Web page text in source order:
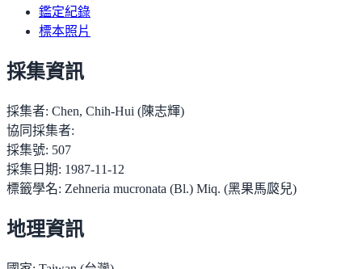
鑑定紀錄
標本照片
採集資訊
採集者: Chen, Chih-Hui (陳志輝)
協同採集者:
採集號: 507
採集日期: 1987-11-12
標籤學名: Zehneria mucronata (Bl.) Miq. (黑果馬㼎兒)
地理資訊